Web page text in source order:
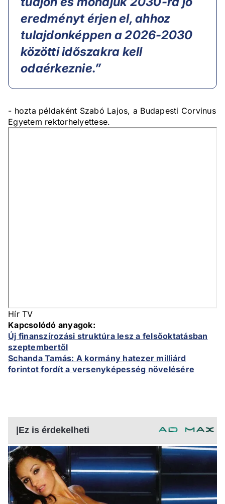
eredményt érjen el, ahhoz
tulajdonképpen a 2026-2030
közötti időszakra kell
odaérkeznie.”
- hozta példaként Szabó Lajos, a Budapesti Corvinus
Egyetem rektorhelyettese.
Hír TV
Kapcsolódó anyagok:
Új finanszírozási struktúra lesz a felsőoktatásban
szeptembertől
Schanda Tamás: A kormány hatezer milliárd
forintot fordít a versenyképesség növelésére